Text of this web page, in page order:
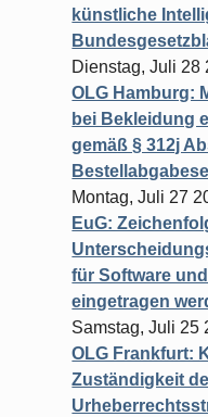
künstliche
Dienstag, Juli 28
OLG Hamburg:
bei Bekleidung
gemäß § 312j
Montag, Juli 27
EuG:
für Software
eingetragen
Samstag, Juli 25
OLG Frankfurt:
Zuständigkeit